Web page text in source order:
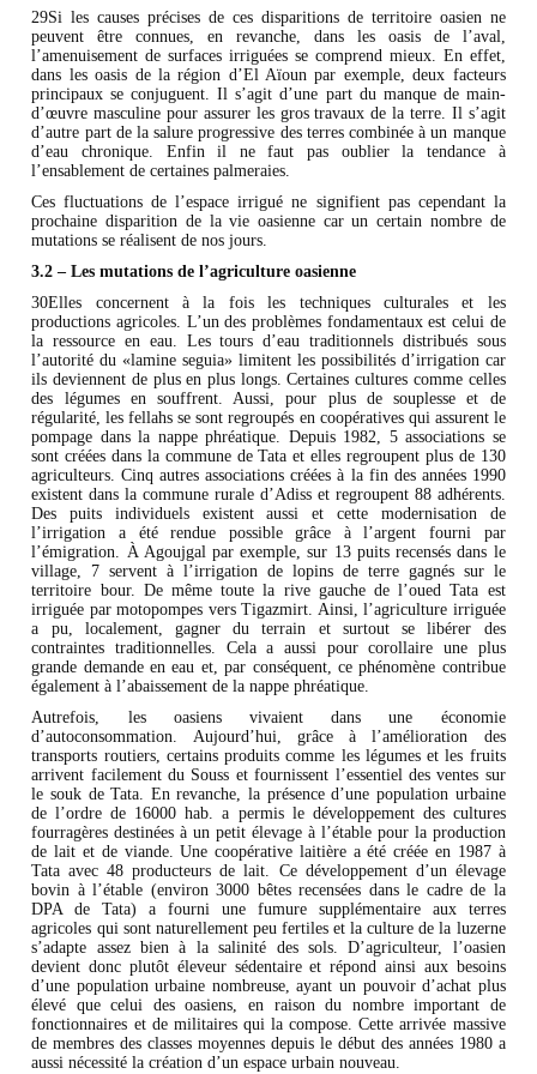
29Si les causes précises de ces disparitions de territoire oasien ne
peuvent être connues, en revanche, dans les oasis de l’aval,
l’amenuisement de surfaces irriguées se comprend mieux. En effet,
dans les oasis de la région d’El Aïoun par exemple, deux facteurs
principaux se conjuguent. Il s’agit d’une part du manque de main-
d’œuvre masculine pour assurer les gros travaux de la terre. Il s’agit
d’autre part de la salure progressive des terres combinée à un manque
d’eau chronique. Enfin il ne faut pas oublier la tendance à
l’ensablement de certaines palmeraies.
Ces fluctuations de l’espace irrigué ne signifient pas cependant la
prochaine disparition de la vie oasienne car un certain nombre de
mutations se réalisent de nos jours.
3.2 – Les mutations de l’agriculture oasienne
30Elles concernent à la fois les techniques culturales et les
productions agricoles. L’un des problèmes fondamentaux est celui de
la ressource en eau. Les tours d’eau traditionnels distribués sous
l’autorité du «lamine seguia» limitent les possibilités d’irrigation car
ils deviennent de plus en plus longs. Certaines cultures comme celles
des légumes en souffrent. Aussi, pour plus de souplesse et de
régularité, les fellahs se sont regroupés en coopératives qui assurent le
pompage dans la nappe phréatique. Depuis 1982, 5 associations se
sont créées dans la commune de Tata et elles regroupent plus de 130
agriculteurs. Cinq autres associations créées à la fin des années 1990
existent dans la commune rurale d’Adiss et regroupent 88 adhérents.
Des puits individuels existent aussi et cette modernisation de
l’irrigation a été rendue possible grâce à l’argent fourni par
l’émigration. À Agoujgal par exemple, sur 13 puits recensés dans le
village, 7 servent à l’irrigation de lopins de terre gagnés sur le
territoire bour. De même toute la rive gauche de l’oued Tata est
irriguée par motopompes vers Tigazmirt. Ainsi, l’agriculture irriguée
a pu, localement, gagner du terrain et surtout se libérer des
contraintes traditionnelles. Cela a aussi pour corollaire une plus
grande demande en eau et, par conséquent, ce phénomène contribue
également à l’abaissement de la nappe phréatique.
Autrefois, les oasiens vivaient dans une économie
d’autoconsommation. Aujourd’hui, grâce à l’amélioration des
transports routiers, certains produits comme les légumes et les fruits
arrivent facilement du Souss et fournissent l’essentiel des ventes sur
le souk de Tata. En revanche, la présence d’une population urbaine
de l’ordre de 16000 hab. a permis le développement des cultures
fourragères destinées à un petit élevage à l’étable pour la production
de lait et de viande. Une coopérative laitière a été créée en 1987 à
Tata avec 48 producteurs de lait. Ce développement d’un élevage
bovin à l’étable (environ 3000 bêtes recensées dans le cadre de la
DPA de Tata) a fourni une fumure supplémentaire aux terres
agricoles qui sont naturellement peu fertiles et la culture de la luzerne
s’adapte assez bien à la salinité des sols. D’agriculteur, l’oasien
devient donc plutôt éleveur sédentaire et répond ainsi aux besoins
d’une population urbaine nombreuse, ayant un pouvoir d’achat plus
élevé que celui des oasiens, en raison du nombre important de
fonctionnaires et de militaires qui la compose. Cette arrivée massive
de membres des classes moyennes depuis le début des années 1980 a
aussi nécessité la création d’un espace urbain nouveau.